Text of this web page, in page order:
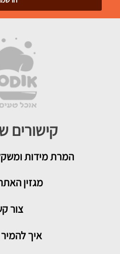
קישורים
המרת מידות
מגזין
צור
איך